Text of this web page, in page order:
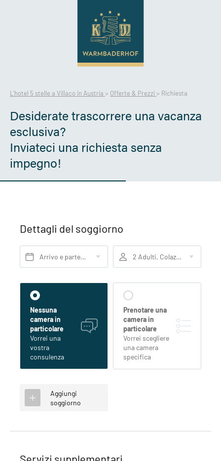
L’hotel 5 stelle a Villaco in Austria > Offerte & Prezzi > Richiesta
Desiderate trascorrere una vacanza
esclusiva?
Inviateci una richiesta senza
impegno!
Dettagli del soggiorno
Arrivo e partenza* 2 Adulti, Colazione
Nessuna
camera in
particolare
Vorrei una
vostra
consulenza
Prenotare una
camera in
particolare
Vorrei scegliere
una camera
specifica
Aggiungi
soggiorno